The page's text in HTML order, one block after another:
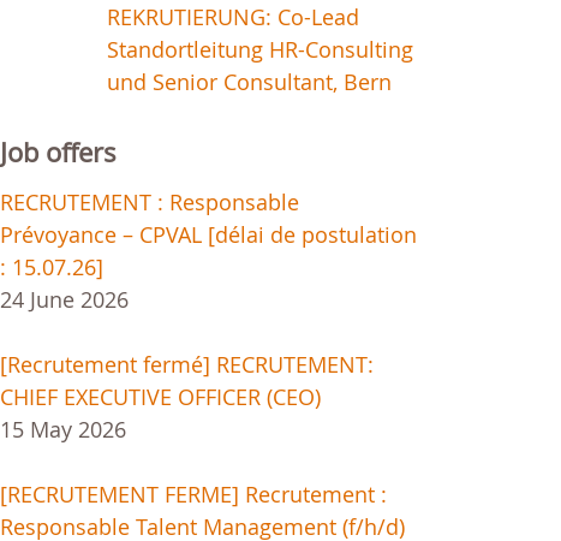
REKRUTIERUNG: Co-Lead
Standortleitung HR-Consulting
und Senior Consultant, Bern
Job offers
RECRUTEMENT : Responsable
Prévoyance – CPVAL [délai de postulation
: 15.07.26]
24 June 2026
[Recrutement fermé] RECRUTEMENT:
CHIEF EXECUTIVE OFFICER (CEO)
15 May 2026
[RECRUTEMENT FERME] Recrutement :
Responsable Talent Management (f/h/d)